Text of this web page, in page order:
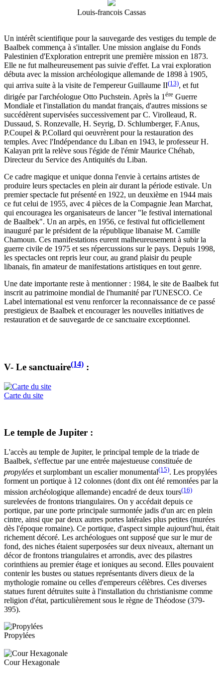
Louis-francois Cassas
Un intérêt scientifique pour la sauvegarde des vestiges du temple de
Baalbek commença à s'intaller. Une mission anglaise du Fonds
Palestinien d'Exploration entreprit une première mission en 1873.
Elle ne fut malheureusement pas suivie d'effet. La vrai exploration
débuta avec la mission archéologique allemande de 1898 à 1905,
qui arriva suite à la visite de l'empereur Guillaume II(13), et fut
dirigée par l'archéologue Otto Puchstein. Après la 1 ére Guerre
Mondiale et l'installation du mandat français, d'autres missions se
succédèrent supervisées successivement par C. Virolleaud, R.
Dussaud, S. Ronzevalle, H. Seyrig, D. Schlumberger, F.Anus,
P.Coupel & P.Collard qui oeuvrèrent pour la restauration des
temples. Avec l'Indépendance du Liban en 1943, le professeur H.
Kalayan prit la relève sous l'égide de l'émir Maurice Chéhab,
Directeur du Service des Antiquités du Liban.
Ce cadre magique et unique donna l'envie à certains artistes de
produire leurs spectacles en plein air durant la période estivale. Un
premier spectacle fut présenté en 1922, un deuxième en 1944 mais
ce fut celui de 1955, avec 4 pièces de la Compagnie Jean Marchat,
qui encouragea les organisateurs de lancer "le festival international
de Baalbek". Un an arpès, en 1956, ce festival fut officiellement
inauguré par le président de la république libanaise M. Camille
Chamoun. Ces manifestations eurent malheureusement à subir la
guerre civile de 1975 et ses répercussions sur le pays. Depuis 1998,
les spectacles ont repris leur cour, au grand plaisir du peuple
libanais, fin amateur de manifestations artistiques en tout genre.
Une date importante reste à mentionner : 1984, le site de Baalbek fut
inscrit au patrimoine mondial de l'humanité par l'UNESCO. Ce
Label international est venu renforcer la reconnaissance de ce passé
prestigieux de Baalbek et encourager les nouvelles initiatives de
restauration et de sauvegarde de ce sanctuaire exceptionnel.
V- Le sanctuaire(14) :
Carte du site
Le temple de Jupiter :
L'accès au temple de Jupiter, le principal temple de la triade de
Baalbek, s'effectue par une entrée majestueuse constituée de
propylées et surplombant un escalier monumental(15). Les propylées
forment un portique à 12 colonnes (dont dix ont été remontées par la
mission archéologique allemande) encadré de deux tours(16)
surelevées de frontons triangulaires. On y accédait depuis ce
portique, par une porte principale surmontée jadis d'un arc en plein
cintre, ainsi que par deux autres portes latérales plus petites (murées
dès l'époque romaine). Ce portique, d'aspect simple aujourd'hui, était
richement décoré. Les archéologues ont supposé que sur le mur de
fond, des niches étaient superposées sur deux niveaux, alternant un
décor de frontons triangulaires et arrondis, avec des pilastres
corinthiens au premier étage et ioniques au second. Elles pouvaient
contenir les bustes ou statues représentants divers dieux de la
mythologie romaine ou celles d'empereurs célèbres. Ces diverses
statues furent détruites suite à l'installation du christianisme comme
religion d'état, particulièrement sous le règne de Théodose (379-
395).
Propylées
Cour Hexagonale